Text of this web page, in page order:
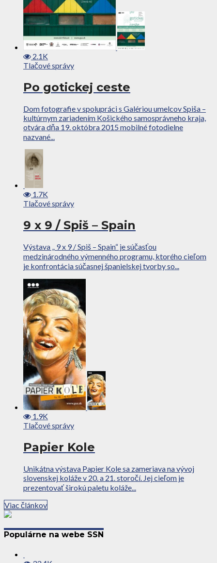
2.1K
Tlačové správy
Po gotickej ceste
Dom fotografie v spolupráci s Galériou umelcov Spiša –
kultúrnym zariadením Košického samosprávneho kraja,
otvára dňa 19. októbra 2015 mobilné fotodielne
nazvané...
1.7K
Tlačové správy
9 x 9 / Spiš – Spain
Výstava „ 9 x 9 / Spiš – Spain“ je súčasťou
medzinárodného výmenného programu, ktorého cieľom
je konfrontácia súčasnej španielskej tvorby so...
1.9K
Tlačové správy
Papier Kole
Unikátna výstava Papier Kole sa zameriava na vývoj
slovenskej koláže v 20. a 21. storočí. Jej cieľom je
prezentovať širokú paletu koláže...
Viac článkov
Populárne na webe SSN